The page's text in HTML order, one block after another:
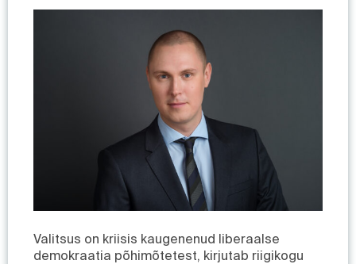
Valitsus on kriisis kaugenenud liberaalse
demokraatia põhimõtetest, kirjutab riigikogu